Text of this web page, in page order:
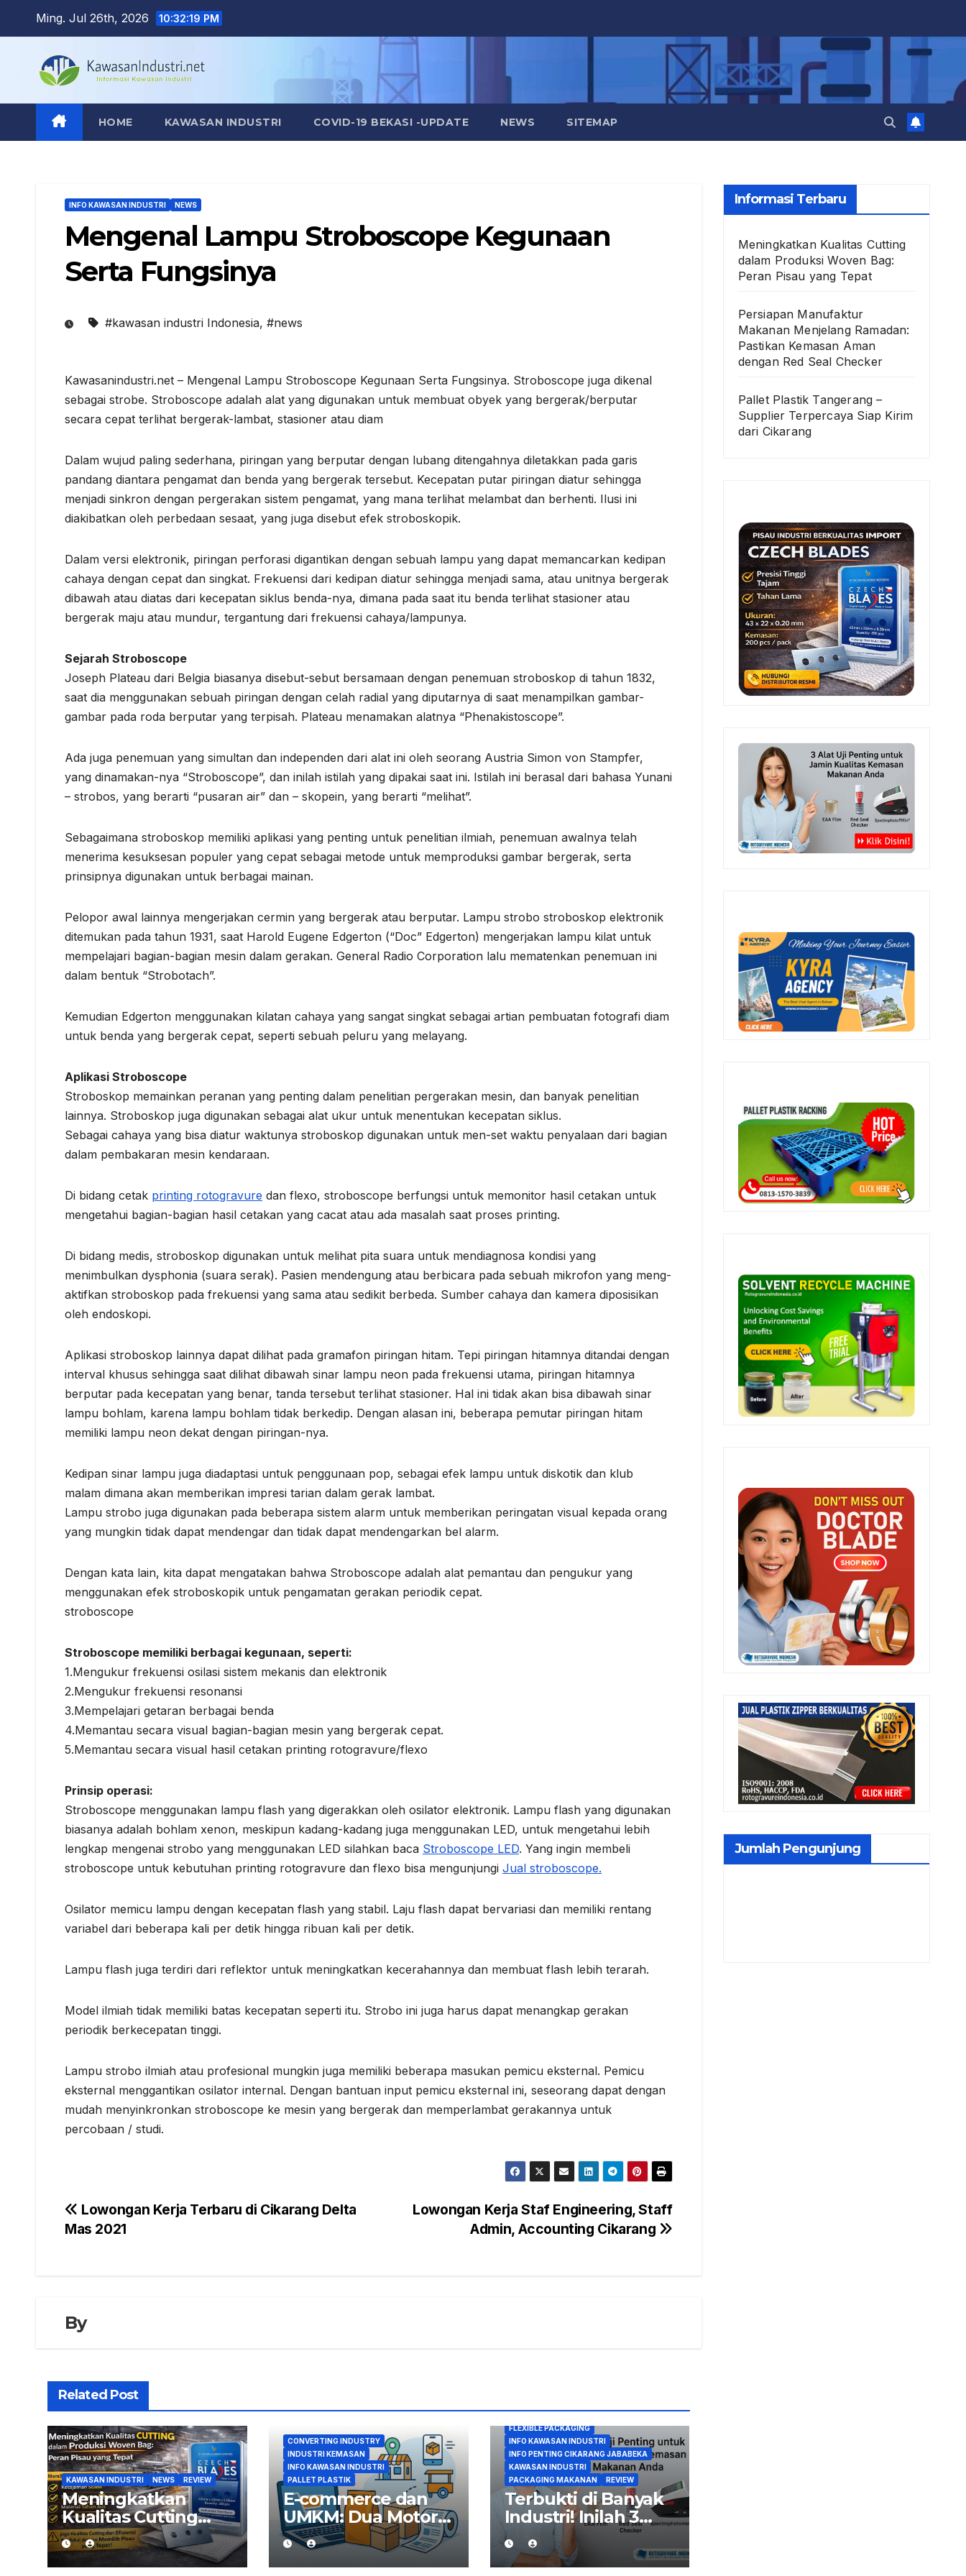
Ming. Jul 26th, 2026 10:32:20 PM
HOME KAWASAN INDUSTRI COVID-19 BEKASI -UPDATE NEWS SITEMAP
INFO KAWASAN INDUSTRI NEWS
Mengenal Lampu Stroboscope Kegunaan
Serta Fungsinya
#kawasan industri Indonesia, #news
Kawasanindustri.net – Mengenal Lampu Stroboscope Kegunaan Serta Fungsinya. Stroboscope juga dikenal
sebagai strobe. Stroboscope adalah alat yang digunakan untuk membuat obyek yang bergerak/berputar
secara cepat terlihat bergerak-lambat, stasioner atau diam
Dalam wujud paling sederhana, piringan yang berputar dengan lubang ditengahnya diletakkan pada garis
pandang diantara pengamat dan benda yang bergerak tersebut. Kecepatan putar piringan diatur sehingga
menjadi sinkron dengan pergerakan sistem pengamat, yang mana terlihat melambat dan berhenti. Ilusi ini
diakibatkan oleh perbedaan sesaat, yang juga disebut efek stroboskopik.
Dalam versi elektronik, piringan perforasi digantikan dengan sebuah lampu yang dapat memancarkan kedipan
cahaya dengan cepat dan singkat. Frekuensi dari kedipan diatur sehingga menjadi sama, atau unitnya bergerak
dibawah atau diatas dari kecepatan siklus benda-nya, dimana pada saat itu benda terlihat stasioner atau
bergerak maju atau mundur, tergantung dari frekuensi cahaya/lampunya.
Sejarah Stroboscope
Joseph Plateau dari Belgia biasanya disebut-sebut bersamaan dengan penemuan stroboskop di tahun 1832,
saat dia menggunakan sebuah piringan dengan celah radial yang diputarnya di saat menampilkan gambar-
gambar pada roda berputar yang terpisah. Plateau menamakan alatnya “Phenakistoscope”.
Ada juga penemuan yang simultan dan independen dari alat ini oleh seorang Austria Simon von Stampfer,
yang dinamakan-nya “Stroboscope”, dan inilah istilah yang dipakai saat ini. Istilah ini berasal dari bahasa Yunani
– strobos, yang berarti “pusaran air” dan – skopein, yang berarti “melihat”.
Sebagaimana stroboskop memiliki aplikasi yang penting untuk penelitian ilmiah, penemuan awalnya telah
menerima kesuksesan populer yang cepat sebagai metode untuk memproduksi gambar bergerak, serta
prinsipnya digunakan untuk berbagai mainan.
Pelopor awal lainnya mengerjakan cermin yang bergerak atau berputar. Lampu strobo stroboskop elektronik
ditemukan pada tahun 1931, saat Harold Eugene Edgerton (“Doc” Edgerton) mengerjakan lampu kilat untuk
mempelajari bagian-bagian mesin dalam gerakan. General Radio Corporation lalu mematenkan penemuan ini
dalam bentuk “Strobotach”.
Kemudian Edgerton menggunakan kilatan cahaya yang sangat singkat sebagai artian pembuatan fotografi diam
untuk benda yang bergerak cepat, seperti sebuah peluru yang melayang.
Aplikasi Stroboscope
Stroboskop memainkan peranan yang penting dalam penelitian pergerakan mesin, dan banyak penelitian
lainnya. Stroboskop juga digunakan sebagai alat ukur untuk menentukan kecepatan siklus.
Sebagai cahaya yang bisa diatur waktunya stroboskop digunakan untuk men-set waktu penyalaan dari bagian
dalam pembakaran mesin kendaraan.
Di bidang cetak printing rotogravure dan flexo, stroboscope berfungsi untuk memonitor hasil cetakan untuk
mengetahui bagian-bagian hasil cetakan yang cacat atau ada masalah saat proses printing.
Di bidang medis, stroboskop digunakan untuk melihat pita suara untuk mendiagnosa kondisi yang
menimbulkan dysphonia (suara serak). Pasien mendengung atau berbicara pada sebuah mikrofon yang meng-
aktifkan stroboskop pada frekuensi yang sama atau sedikit berbeda. Sumber cahaya dan kamera diposisikan
oleh endoskopi.
Aplikasi stroboskop lainnya dapat dilihat pada gramafon piringan hitam. Tepi piringan hitamnya ditandai dengan
interval khusus sehingga saat dilihat dibawah sinar lampu neon pada frekuensi utama, piringan hitamnya
berputar pada kecepatan yang benar, tanda tersebut terlihat stasioner. Hal ini tidak akan bisa dibawah sinar
lampu bohlam, karena lampu bohlam tidak berkedip. Dengan alasan ini, beberapa pemutar piringan hitam
memiliki lampu neon dekat dengan piringan-nya.
Kedipan sinar lampu juga diadaptasi untuk penggunaan pop, sebagai efek lampu untuk diskotik dan klub
malam dimana akan memberikan impresi tarian dalam gerak lambat.
Lampu strobo juga digunakan pada beberapa sistem alarm untuk memberikan peringatan visual kepada orang
yang mungkin tidak dapat mendengar dan tidak dapat mendengarkan bel alarm.
Dengan kata lain, kita dapat mengatakan bahwa Stroboscope adalah alat pemantau dan pengukur yang
menggunakan efek stroboskopik untuk pengamatan gerakan periodik cepat.
stroboscope
Stroboscope memiliki berbagai kegunaan, seperti:
1.Mengukur frekuensi osilasi sistem mekanis dan elektronik
2.Mengukur frekuensi resonansi
3.Mempelajari getaran berbagai benda
4.Memantau secara visual bagian-bagian mesin yang bergerak cepat.
5.Memantau secara visual hasil cetakan printing rotogravure/flexo
Prinsip operasi:
Stroboscope menggunakan lampu flash yang digerakkan oleh osilator elektronik. Lampu flash yang digunakan
biasanya adalah bohlam xenon, meskipun kadang-kadang juga menggunakan LED, untuk mengetahui lebih
lengkap mengenai strobo yang menggunakan LED silahkan baca Stroboscope LED. Yang ingin membeli
stroboscope untuk kebutuhan printing rotogravure dan flexo bisa mengunjungi Jual stroboscope.
Osilator memicu lampu dengan kecepatan flash yang stabil. Laju flash dapat bervariasi dan memiliki rentang
variabel dari beberapa kali per detik hingga ribuan kali per detik.
Lampu flash juga terdiri dari reflektor untuk meningkatkan kecerahannya dan membuat flash lebih terarah.
Model ilmiah tidak memiliki batas kecepatan seperti itu. Strobo ini juga harus dapat menangkap gerakan
periodik berkecepatan tinggi.
Lampu strobo ilmiah atau profesional mungkin juga memiliki beberapa masukan pemicu eksternal. Pemicu
eksternal menggantikan osilator internal. Dengan bantuan input pemicu eksternal ini, seseorang dapat dengan
mudah menyinkronkan stroboscope ke mesin yang bergerak dan memperlambat gerakannya untuk
percobaan / studi.
Navigasi
Lowongan Kerja Staf Engineering, Staff
Admin, Accounting Cikarang
Lowongan Kerja Terbaru di Cikarang Delta
Mas 2021
By
Related Post
KAWASAN INDUSTRI NEWS REVIEW
Meningkatkan
Kualitas Cutting
dalam Produksi
Woven Bag: Peran
Pisau yang Tepat
CONVERTING INDUSTRY
INDUSTRI KEMASAN
INFO KAWASAN INDUSTRI
PALLET PLASTIK
E-commerce dan
UMKM: Dua Motor
Penggerak
Besarnya
Permintaan
FLEXIBLE PACKAGING
INFO KAWASAN INDUSTRI
INFO PENTING CIKARANG JABABEKA
KAWASAN INDUSTRI
PACKAGING MAKANAN
REVIEW
Terbukti di Banyak
Industri! Inilah 3
Alat Uji Penting
untuk Jaga Kualitas
Kemasan Makanan
Informasi Terbaru
Meningkatkan Kualitas Cutting
dalam Produksi Woven Bag:
Peran Pisau yang Tepat
Persiapan Manufaktur
Makanan Menjelang Ramadan:
Pastikan Kemasan Aman
dengan Red Seal Checker
Pallet Plastik Tangerang –
Supplier Terpercaya Siap Kirim
dari Cikarang
Jumlah Pengunjung